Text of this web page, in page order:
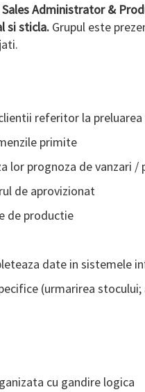
Sales Administrator &
si sticla.Grupul este
referitor la
primite
lor prognoza de vanzari /
de aprovizionat
de productie
date in sistemele
(urmarirea
cu gandire logica